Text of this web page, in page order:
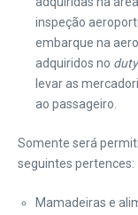
inspeção
embarque na
adquiridos no
levar as
ao passageiro.
Somente será
seguintes pertences:
Mamadeiras e